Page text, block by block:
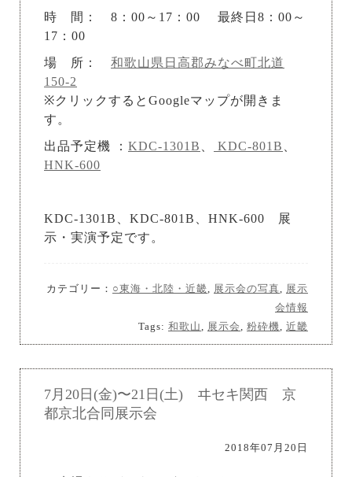
時 間： 8：00～17：00 最終日8：00～
17：00
場 所： 和歌山県日高郡みなべ町北道
150-2
※クリックするとGoogleマップが開きま
す。
出品予定機 ： KDC-1301B KDC-801B
HNK-600
KDC-1301B、KDC-801B、HNK-600 展
示・実演予定です。
カテゴリー： ○東海・北陸・近畿 展示会の写真
展示
会情報
Tags: 和歌山 展示会 粉砕機 近畿
7月20日(金)〜21日(土) ヰセキ関西 京
都京北合同展示会
2018年07月20日